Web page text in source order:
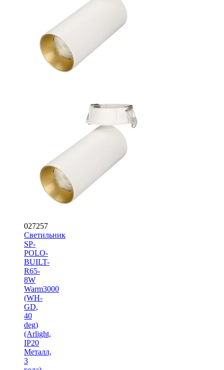
027257
Светильник
SP-
POLO-
BUILT-
R65-
8W
Warm3000
(WH-
GD,
40
deg)
(Arlight,
IP20
Металл,
3